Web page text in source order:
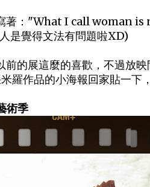
著："What I callwoman is
是覺得文法有問題啦XD)
前的展這麼的喜歡，不過放
羅作品的小海報回家貼一下
術季